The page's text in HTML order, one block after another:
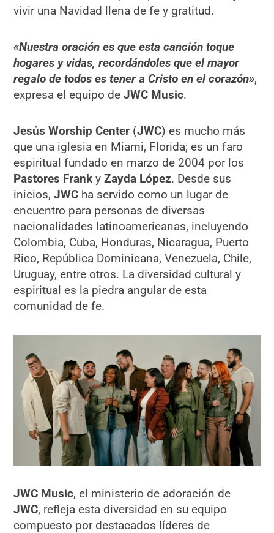
vivir una Navidad llena de fe y gratitud.
«Nuestra oración es que esta canción toque
hogares y vidas, recordándoles que el mayor
regalo de todos es tener a Cristo en el corazón»,
expresa el equipo deJWC Music.
Jesús Worship Center (JWC) es mucho más
que una iglesia en Miami, Florida; es un faro
espiritual fundado en marzo de 2004 por los
Pastores Frank yZayda López. Desde sus
inicios,JWC ha servido como un lugar de
encuentro para personas de diversas
nacionalidades latinoamericanas, incluyendo
Colombia, Cuba, Honduras, Nicaragua, Puerto
Rico, República Dominicana, Venezuela, Chile,
Uruguay, entre otros. La diversidad cultural y
espiritual es la piedra angular de esta
comunidad de fe.
JWC Music, el ministerio de adoración de
JWC, refleja esta diversidad en su equipo
compuesto por destacados líderes de